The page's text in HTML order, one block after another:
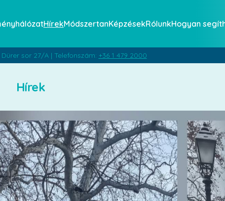
HírekMódszertanKépzésekRólunkHogyan
sor 27/A | Telefonszám: +36 1 479 2000
Hírek